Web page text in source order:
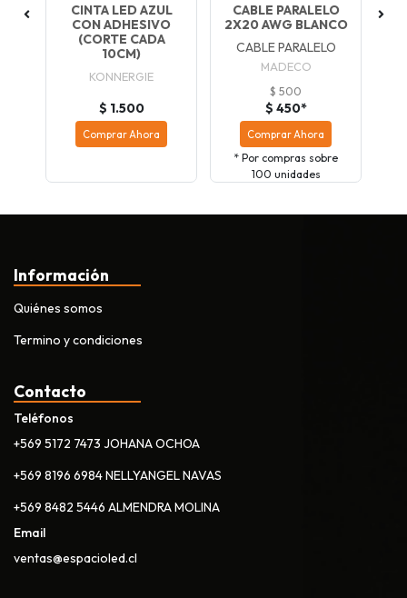
CINTA LED AZUL
CON ADHESIVO
(CORTE CADA
10CM)
KONNERGIE
$ 1.500
Comprar Ahora
CABLE PARALELO
2X20 AWG BLANCO
CABLE PARALELO
MADECO
$ 500
$ 450*
Comprar Ahora
* Por compras sobre
100 unidades
Información
Quiénes somos
Termino y condiciones
Contacto
Teléfonos
+569 5172 7473 JOHANA OCHOA
+569 8196 6984 NELLYANGEL NAVAS
+569 8482 5446 ALMENDRA MOLINA
Email
ventas@espacioled.cl